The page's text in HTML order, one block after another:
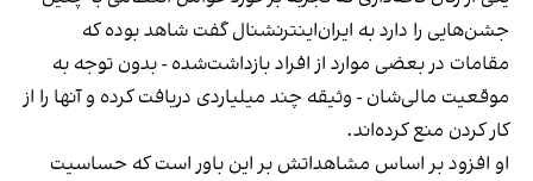
جشن‌هایی را دارد به ایران‌اینترنشنال گفت شاهد بوده که
مقامات در بعضی موارد از افراد بازداشت‌‌شده - بدون توجه به
موقعیت مالی‌شان - وثیقه چند میلیاردی دریافت کرده و آنها را از
کار کردن منع کرده‌اند.
او افزود بر اساس مشاهداتش بر این باور است که حساسیت